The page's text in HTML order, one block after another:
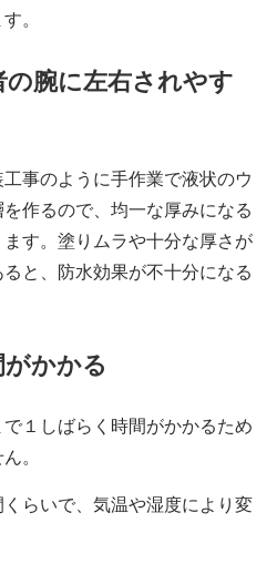
。
腕に左右されやす
事のように手作業で液状のウ
作るので、均一な厚みになる
す。塗りムラや十分な厚さが
と、防水効果が不十分になる
かかる
１しばらく時間がかかるため
。
らいで、気温や湿度により変